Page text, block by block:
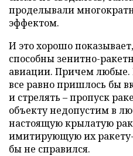
проделывали
эффектом.
И это хорошо
способны зенитно-
авиации. Причем любые.
все равно пришлось бы
и стрелять – пропуск
объекту недопустим в
настоящую крылатую
имитирующую их
бы не справился.